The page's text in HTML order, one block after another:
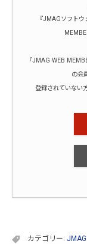
『JMAGソフト
『JMAG WEB
の会
登録されていない
カテゴリー: